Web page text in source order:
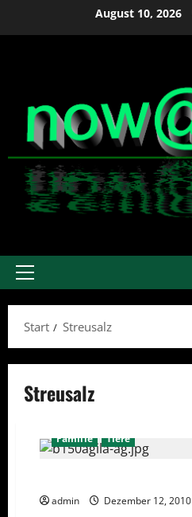
August 10, 2026
Primäres
Start
Streusalz
Streusalz
Familie Tiere
admin Dezember 12, 2010